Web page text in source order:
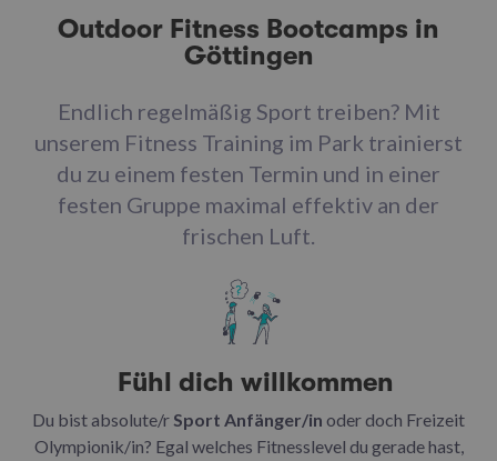
Outdoor Fitness Bootcamps in
Göttingen
Endlich regelmäßig Sport treiben? Mit
unserem Fitness Training im Park trainierst
du zu einem festen Termin und in einer
festen Gruppe maximal effektiv an der
frischen Luft.
Fühl dich willkommen
Du bist absolute/r Sport Anfänger/in oder doch Freizeit
Olympionik/in? Egal welches Fitnesslevel du gerade hast,